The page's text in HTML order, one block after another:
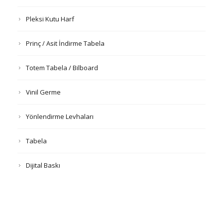
Pleksi Kutu Harf
Prinç / Asit İndirme Tabela
Totem Tabela / Bilboard
Vinil Germe
Yönlendirme Levhaları
Tabela
Dijital Baskı